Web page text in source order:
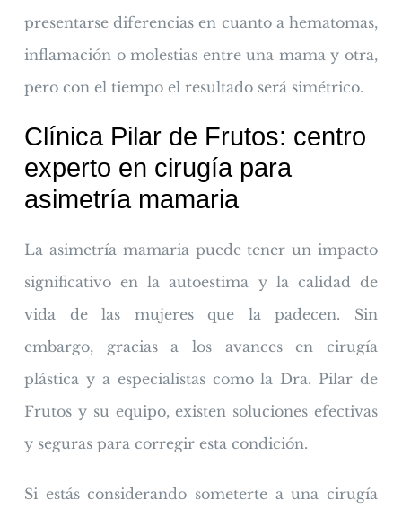
presentarse diferencias en cuanto a hematomas,
inflamación o molestias entre una mama y otra,
pero con el tiempo el resultado será simétrico.
Clínica Pilar de Frutos: centro
experto en cirugía para
asimetría mamaria
La asimetría mamaria puede tener un impacto
significativo en la autoestima y la calidad de
vida de las mujeres que la padecen. Sin
embargo, gracias a los avances en cirugía
plástica y a especialistas como la Dra. Pilar de
Frutos y su equipo, existen soluciones efectivas
y seguras para corregir esta condición.
Si estás considerando someterte a una cirugía